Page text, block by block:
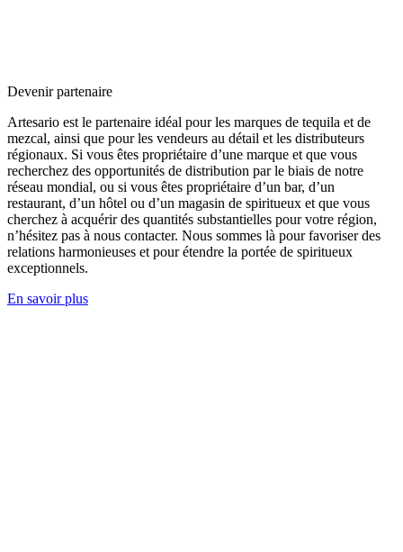
Devenir partenaire
Artesario est le partenaire idéal pour les marques de tequila et de
mezcal, ainsi que pour les vendeurs au détail et les distributeurs
régionaux. Si vous êtes propriétaire d’une marque et que vous
recherchez des opportunités de distribution par le biais de notre
réseau mondial, ou si vous êtes propriétaire d’un bar, d’un
restaurant, d’un hôtel ou d’un magasin de spiritueux et que vous
cherchez à acquérir des quantités substantielles pour votre région,
n’hésitez pas à nous contacter. Nous sommes là pour favoriser des
relations harmonieuses et pour étendre la portée de spiritueux
exceptionnels.
En savoir plus